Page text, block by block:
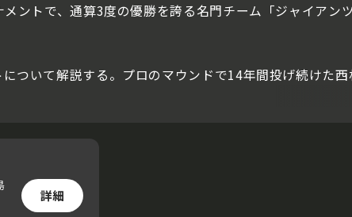
ントで、通算3度の優勝を誇る名門チーム「ジャイアン
ついて解説する。プロのマウンドで14年間投げ続けた
詳細